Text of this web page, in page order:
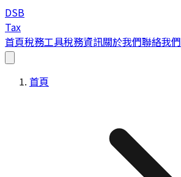
DSB
Tax
首頁稅務工具稅務資訊關於我們聯絡我們
首頁